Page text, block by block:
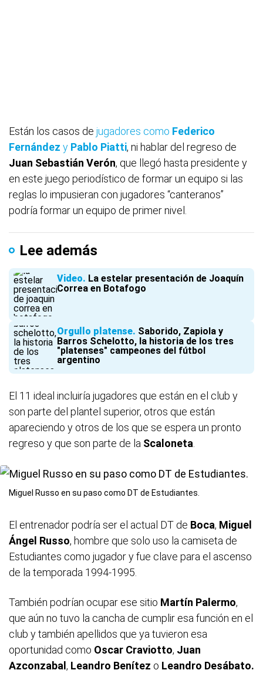
Están los casos de jugadores como Federico
Fernández y Pablo Piatti, ni hablar del regreso de
Juan Sebastián Verón, que llegó hasta presidente y
en este juego periodístico de formar un equipo si las
reglas lo impusieran con jugadores “canteranos”
podría formar un equipo de primer nivel.
Lee además
Video La estelar presentación de Joaquín
Correa en Botafogo
Orgullo platense Saborido, Zapiola y
Barros Schelotto, la historia de los tres
"platenses" campeones del fútbol
argentino
El 11 ideal incluiría jugadores que están en el club y
son parte del plantel superior, otros que están
apareciendo y otros de los que se espera un pronto
regreso y que son parte de la Scaloneta
Miguel Russo en su paso como DT de Estudiantes.
El entrenador podría ser el actual DT de Boca, Miguel
Ángel Russo, hombre que solo uso la camiseta de
Estudiantes como jugador y fue clave para el ascenso
de la temporada 1994-1995.
También podrían ocupar ese sitio Martín Palermo,
que aún no tuvo la cancha de cumplir esa función en el
club y también apellidos que ya tuvieron esa
oportunidad como Oscar Craviotto, Juan
Azconzabal , Leandro Benítez o Leandro Desábato.